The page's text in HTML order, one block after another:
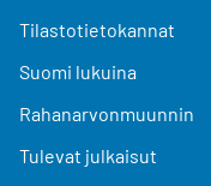
Tilastotietokannat
Suomi lukuina
Rahanarvonmuunnin
Tulevat julkaisut